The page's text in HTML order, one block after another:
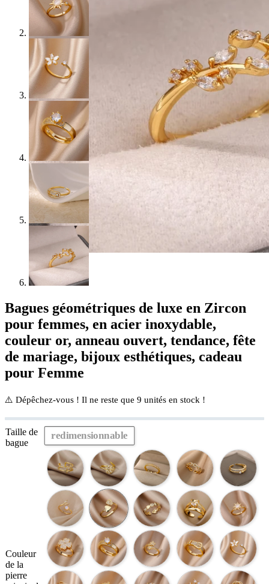
Bagues géométriques de luxe en Zircon
pour femmes, en acier inoxydable,
couleur or, anneau ouvert, tendance, fête
de mariage, bijoux esthétiques, cadeau
pour Femme
⚠️ Dépêchez-vous ! Il ne reste que 9 unités en stock !
Taille de
bague
redimensionnable
Couleur
de la
pierre